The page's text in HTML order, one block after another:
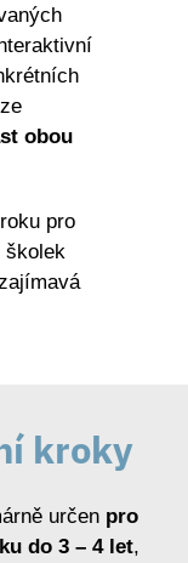
obou
pro
školek
kroky
určenpro
do 3 – 4 let,